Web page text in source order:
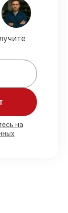
– на все
с
в
на